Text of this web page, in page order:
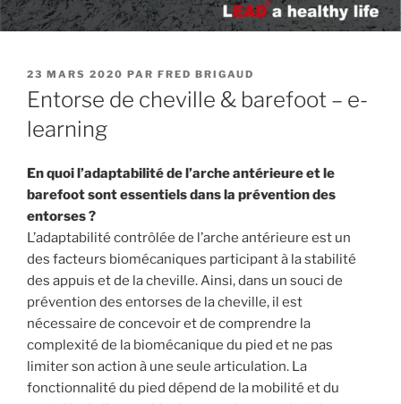
PUBLIÉ
LE
23 MARS 2020 PAR FRED BRIGAUD
Entorse de cheville & barefoot – e-
learning
En quoi l’adaptabilité de l’arche antérieure et le
barefoot sont essentiels dans la prévention des
entorses ?
L’adaptabilité contrôlée de l’arche antérieure est un
des facteurs biomécaniques participant à la stabilité
des appuis et de la cheville. Ainsi, dans un souci de
prévention des entorses de la cheville, il est
nécessaire de concevoir et de comprendre la
complexité de la biomécanique du pied et ne pas
limiter son action à une seule articulation. La
fonctionnalité du pied dépend de la mobilité et du